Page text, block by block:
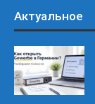
Актуальное